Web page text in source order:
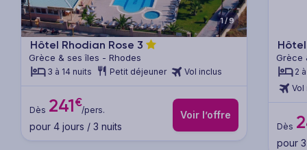
1/9
Hôtel Rhodian Rose 3
Grèce & ses îles - Rhodes
3 à 14 nuits Petit déjeuner Vol inclus
Dès 241€
/pers.
pour 4 jours / 3 nuits
Voir l’offre
Grèce
2
Vol
Dès
pour